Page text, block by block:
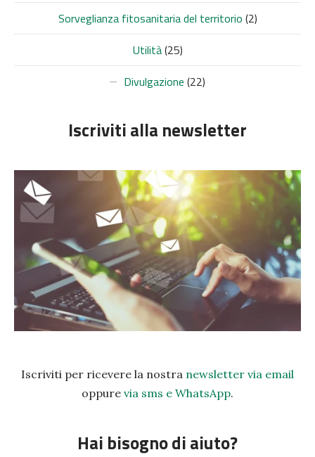
Sorveglianza fitosanitaria del territorio (2)
Utilità(25)
Divulgazione (22)
Iscriviti alla newsletter
Iscriviti per ricevere la nostra newsletter via email
oppure via sms e WhatsApp.
Hai bisogno di aiuto?